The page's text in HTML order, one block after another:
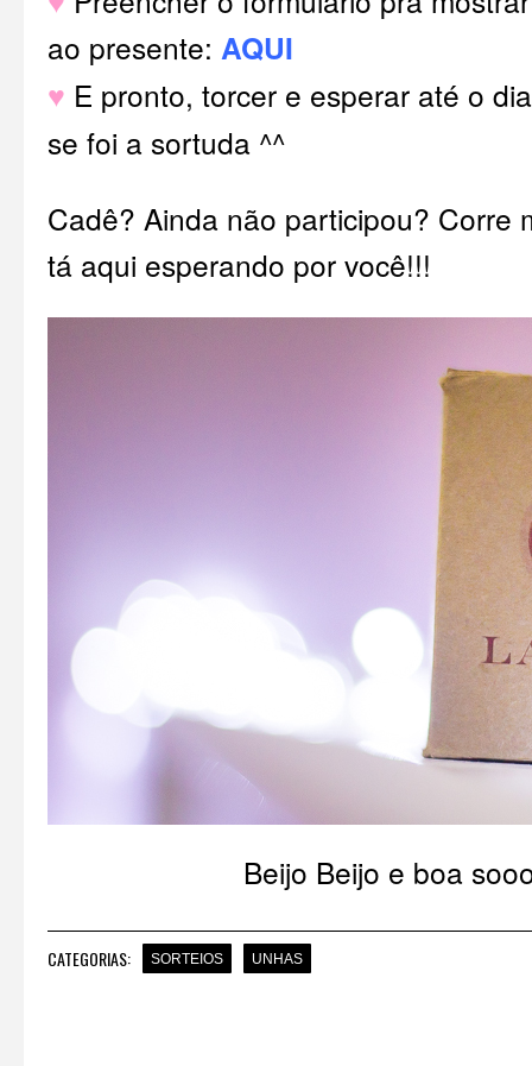
ao presente: AQUI
♥ E pronto, torcer e esperar até o
se foi a sortuda ^^
Cadê? Ainda não participou? Corre
tá aqui esperando por você!!!
Beijo Beijo e boa
CATEGORIAS: SORTEIOS UNHAS